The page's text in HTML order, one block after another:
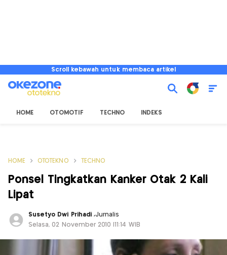
Scroll kebawah untuk membaca artikel
HOME OTOMOTIF TECHNO INDEKS
HOME OTOTEKNO TECHNO
Ponsel Tingkatkan Kanker Otak 2 Kali
Lipat
Susetyo Dwi Prihadi ,Jurnalis
Selasa, 02 November 2010 |11:14 WIB